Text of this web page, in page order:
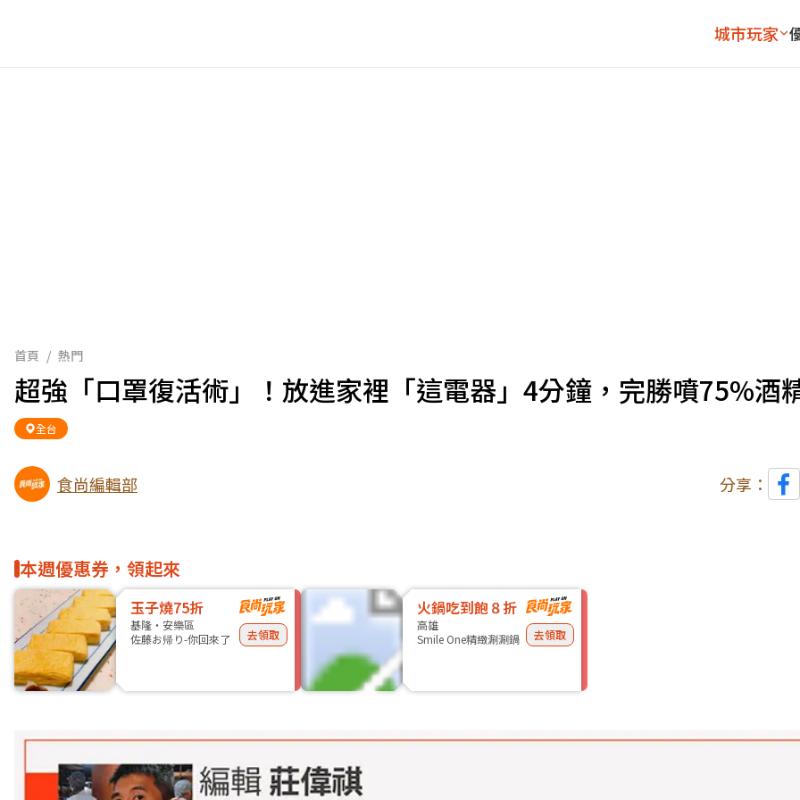
城市玩家
首頁 / 熱門
超強「口罩復活術」！放進家裡「這電器」4分鐘，完勝噴75%酒
全台
食尚編輯部 分享：
本週優惠券，領起來
玉子燒75折
基隆・安樂區
佐藤お帰り-你回來了
去領取
火鍋吃到飽８折
高雄
Smile One精緻涮涮鍋
去領取